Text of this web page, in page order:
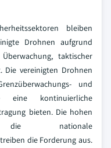
bleiben
Drohnen aufgrund
taktischer
Die vereinigten Drohnen
und
eine kontinuierliche
bieten. Die hohen
die nationale
die Forderung aus.